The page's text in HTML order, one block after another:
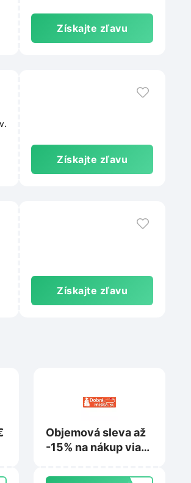
Získajte zľavu
Získajte zľavu
Získajte zľavu
Objemová sleva až
-15% na nákup viac
miska.sk